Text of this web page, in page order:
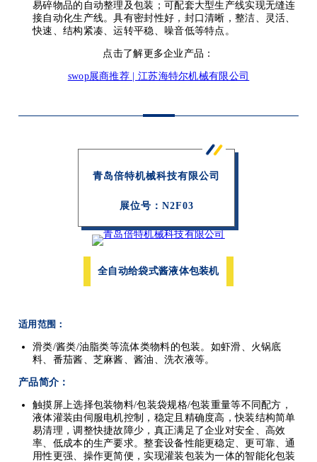
易碎物品的自动整理及包装；可配套大型生产线实现无缝连
接自动化生产线。具有密封性好，封口清晰，整洁、灵活、
快速、结构紧凑、运转平稳、噪音低等特点。
点击了解更多企业产品：
swop展商推荐 | 江苏海特尔机械有限公司
青岛倍特机械科技有限公司
展位号：N2F03
全自动给袋式酱液体包装机
适用范围：
滑类/酱类/油脂类等流体类物料的包装。如虾滑、火锅底
料、番茄酱、芝麻酱、酱油、洗衣液等。
产品简介：
触摸屏上选择包装物料/包装袋规格/包装重量等不同配方，
液体灌装由伺服电机控制，稳定且精确度高，快装结构简单
易清理，调整快捷故障少，真正满足了企业对安全、高效
率、低成本的生产要求。整套设备性能更稳定、更可靠、通
用性更强、操作更简便，实现灌装包装为一体的智能化包装